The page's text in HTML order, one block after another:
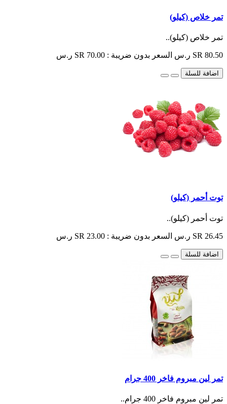
تمر خلاص (كيلو)
تمر خلاص (كيلو)..
SR 80.50 ر.س السعر بدون ضريبة : SR 70.00 ر.س
اضافة للسلة
توت أحمر (كيلو)
توت أحمر (كيلو)..
SR 26.45 ر.س السعر بدون ضريبة : SR 23.00 ر.س
اضافة للسلة
تمر لين مبروم فاخر 400 جرام
تمر لين مبروم فاخر 400 جرام..